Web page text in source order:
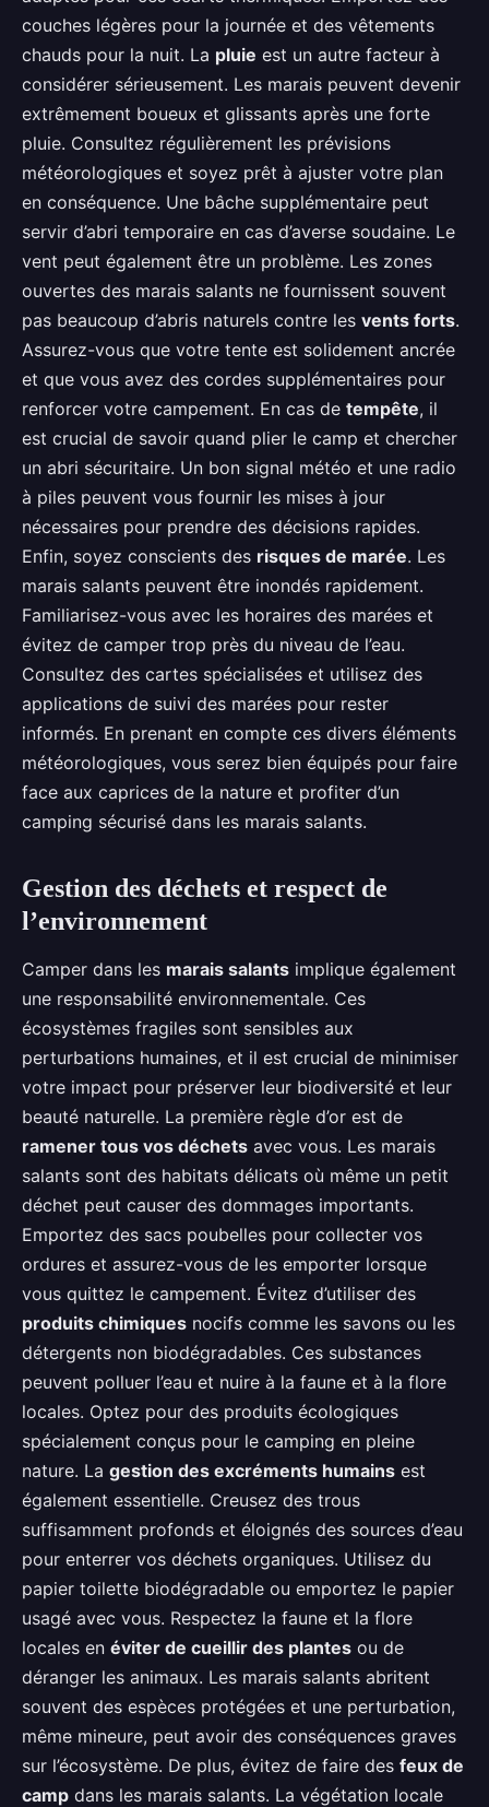
couches légères pour la journée et des vêtements
chauds pour la nuit. La pluie est un autre facteur à
considérer sérieusement. Les marais peuvent devenir
extrêmement boueux et glissants après une forte
pluie. Consultez régulièrement les prévisions
météorologiques et soyez prêt à ajuster votre plan
en conséquence. Une bâche supplémentaire peut
servir d’abri temporaire en cas d’averse soudaine. Le
vent peut également être un problème. Les zones
ouvertes des marais salants ne fournissent souvent
pas beaucoup d’abris naturels contre les vents forts.
Assurez-vous que votre tente est solidement ancrée
et que vous avez des cordes supplémentaires pour
renforcer votre campement. En cas de tempête, il
est crucial de savoir quand plier le camp et chercher
un abri sécuritaire. Un bon signal météo et une radio
à piles peuvent vous fournir les mises à jour
nécessaires pour prendre des décisions rapides.
Enfin, soyez conscients des risques de marée. Les
marais salants peuvent être inondés rapidement.
Familiarisez-vous avec les horaires des marées et
évitez de camper trop près du niveau de l’eau.
Consultez des cartes spécialisées et utilisez des
applications de suivi des marées pour rester
informés. En prenant en compte ces divers éléments
météorologiques, vous serez bien équipés pour faire
face aux caprices de la nature et profiter d’un
camping sécurisé dans les marais salants.
Gestion des déchets et respect de
l’environnement
Camper dans les marais salants implique également
une responsabilité environnementale. Ces
écosystèmes fragiles sont sensibles aux
perturbations humaines, et il est crucial de minimiser
votre impact pour préserver leur biodiversité et leur
beauté naturelle. La première règle d’or est de
ramener tous vos déchets avec vous. Les marais
salants sont des habitats délicats où même un petit
déchet peut causer des dommages importants.
Emportez des sacs poubelles pour collecter vos
ordures et assurez-vous de les emporter lorsque
vous quittez le campement. Évitez d’utiliser des
produits chimiques nocifs comme les savons ou les
détergents non biodégradables. Ces substances
peuvent polluer l’eau et nuire à la faune et à la flore
locales. Optez pour des produits écologiques
spécialement conçus pour le camping en pleine
nature. La gestion des excréments humains est
également essentielle. Creusez des trous
suffisamment profonds et éloignés des sources d’eau
pour enterrer vos déchets organiques. Utilisez du
papier toilette biodégradable ou emportez le papier
usagé avec vous. Respectez la faune et la flore
locales en éviter de cueillir des plantes ou de
déranger les animaux. Les marais salants abritent
souvent des espèces protégées et une perturbation,
même mineure, peut avoir des conséquences graves
sur l’écosystème. De plus, évitez de faire des feux de
camp dans les marais salants. La végétation locale